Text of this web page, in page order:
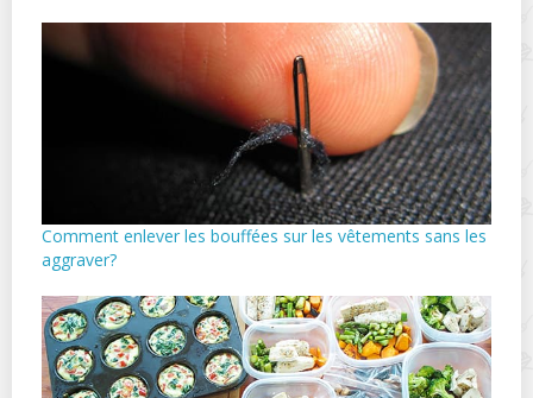
Comment enlever les bouffées sur les vêtements sans les
aggraver?